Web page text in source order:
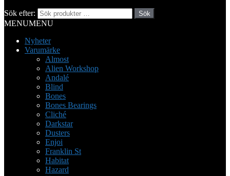
Sök efter: Sök
MENUMENU
Nyheter
Varumärke
Almost
Alien Workshop
Andalé
Blind
Bones
Bones Bearings
Cliché
Darkstar
Dusters
Enjoi
Franklin St
Habitat
Hazard